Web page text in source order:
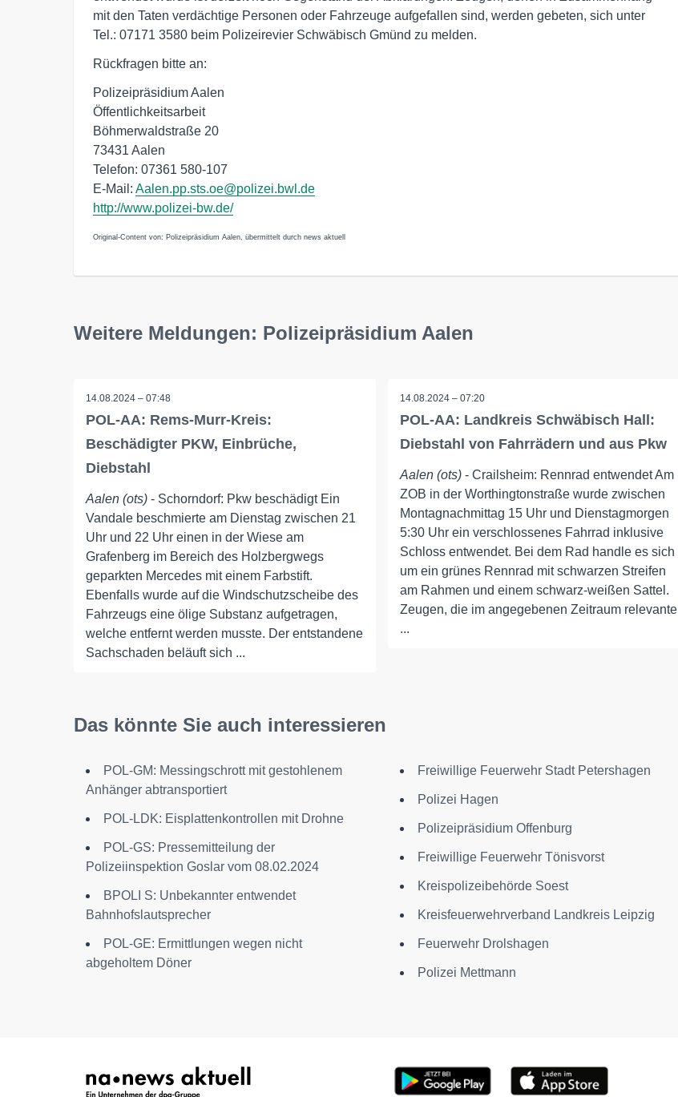
mit den Taten verdächtige Personen oder Fahrzeuge aufgefallen sind, werden gebeten, sich unter
Tel.: 07171 3580 beim Polizeirevier Schwäbisch Gmünd zu melden.
Rückfragen bitte an:
Polizeipräsidium Aalen
Öffentlichkeitsarbeit
Böhmerwaldstraße 20
73431 Aalen
Telefon: 07361 580-107
E-Mail: Aalen.pp.sts.oe@polizei.bwl.de
http://www.polizei-bw.de/
Original-Content von: Polizeipräsidium Aalen, übermittelt durch news aktuell
Weitere Meldungen: Polizeipräsidium Aalen
14.08.2024 – 07:48
POL-AA: Rems-Murr-Kreis:
Beschädigter PKW, Einbrüche,
Diebstahl
Aalen (ots) - Schorndorf: Pkw beschädigt Ein
Vandale beschmierte am Dienstag zwischen 21
Uhr und 22 Uhr einen in der Wiese am
Grafenberg im Bereich des Holzbergwegs
geparkten Mercedes mit einem Farbstift.
Ebenfalls wurde auf die Windschutzscheibe des
Fahrzeugs eine ölige Substanz aufgetragen,
welche entfernt werden musste. Der entstandene
Sachschaden beläuft sich ...
14.08.2024 – 07:20
POL-AA: Landkreis Schwäbisch Hall:
Diebstahl von Fahrrädern und aus Pkw
Aalen (ots)- Crailsheim: Rennrad entwendet Am
ZOB in der Worthingtonstraße wurde zwischen
Montagnachmittag 15 Uhr und Dienstagmorgen
5:30 Uhr ein verschlossenes Fahrrad inklusive
Schloss entwendet. Bei dem Rad handle es sich
um ein grünes Rennrad mit schwarzen Streifen
am Rahmen und einem schwarz-weißen Sattel.
Zeugen, die im angegebenen Zeitraum relevante
...
Das könnte Sie auch interessieren
POL-GM: Messingschrott mit gestohlenem
Anhänger abtransportiert
POL-LDK: Eisplattenkontrollen mit Drohne
POL-GS: Pressemitteilung der
Polizeiinspektion Goslar vom 08.02.2024
BPOLI S: Unbekannter entwendet
Bahnhofslautsprecher
POL-GE: Ermittlungen wegen nicht
abgeholtem Döner
Freiwillige Feuerwehr Stadt Petershagen
Polizei Hagen
Polizeipräsidium Offenburg
Freiwillige Feuerwehr Tönisvorst
Kreispolizeibehörde Soest
Kreisfeuerwehrverband Landkreis Leipzig
Feuerwehr Drolshagen
Polizei Mettmann